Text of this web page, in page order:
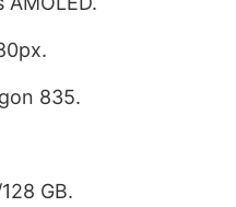
835.
GB.